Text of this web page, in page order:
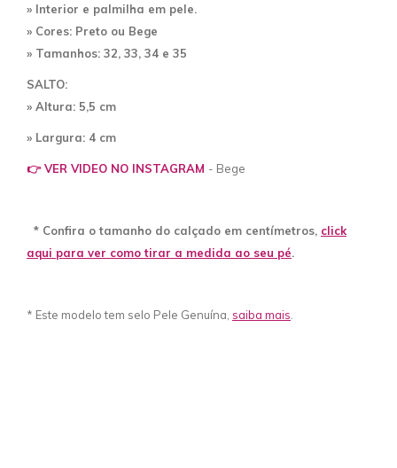
» Interior e palmilha em pele.
» Cores: Preto ou Bege
» Tamanhos: 32, 33, 34 e 35
SALTO:
» Altura: 5,5 cm
» Largura: 4 cm
👉 VER VIDEO NO INSTAGRAM - Bege
* Confira o tamanho do calçado em centímetros, click
aqui para ver como tirar a medida ao seu pé.
* Este modelo tem selo Pele Genuína, saiba mais